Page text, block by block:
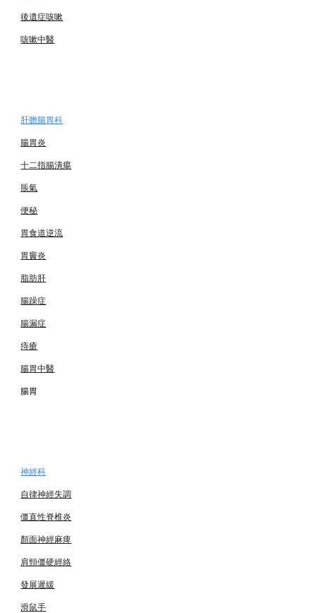
後遺症咳嗽
咳嗽中醫
肝膽腸胃科
腸胃炎
十二指腸潰瘍
脹氣
便秘
胃食道逆流
胃竇炎
脂肪肝
腸躁症
腸漏症
痔瘡
腸胃中醫
腸胃
神經科
自律神經失調
僵直性脊椎炎
顏面神經麻痺
肩頸僵硬經絡
發展遲緩
滑鼠手